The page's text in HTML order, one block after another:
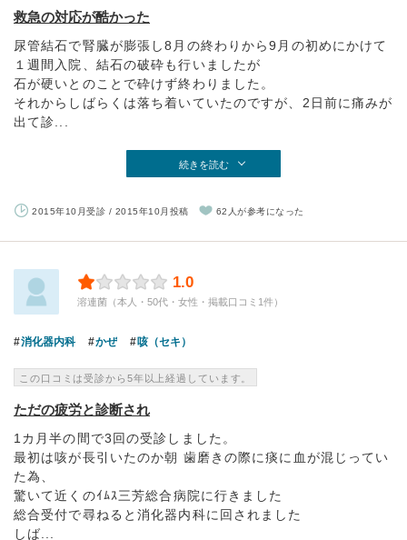
救急の対応が酷かった
尿管結石で腎臓が膨張し8月の終わりから9月の初めにかけて
１週間入院、結石の破砕も行いましたが
石が硬いとのことで砕けず終わりました。
それからしばらくは落ち着いていたのですが、2日前に痛みが
出て診...
続きを読む
2015年10月受診 / 2015年10月投稿 62人が参考になった
1.0
溶連菌（本人・50代・女性・掲載口コミ1件）
消化器内科 かぜ 咳（セキ）
この口コミは受診から5年以上経過しています。
ただの疲労と診断され
1カ月半の間で3回の受診しました。
最初は咳が長引いたのか朝 歯磨きの際に痰に血が混じってい
た為、
驚いて近くのｲﾑｽ三芳総合病院に行きました
総合受付で尋ねると消化器内科に回されました
しば...